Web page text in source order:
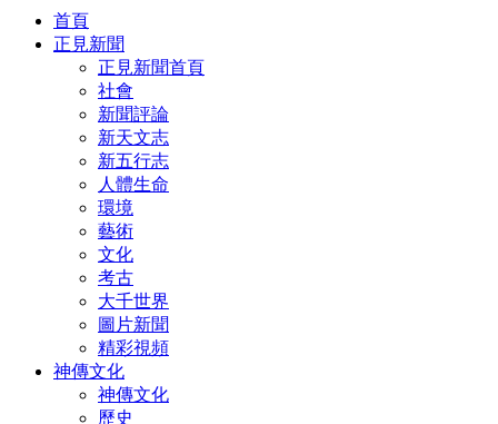
首頁
正見新聞
正見新聞首頁
社會
新聞評論
新天文志
新五行志
人體生命
環境
藝術
文化
考古
大千世界
圖片新聞
精彩視頻
神傳文化
神傳文化
歷史